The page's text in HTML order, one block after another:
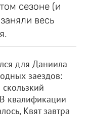
сезоне (и
весь
для Даниила
заездов:
квалификации
Квят завтра